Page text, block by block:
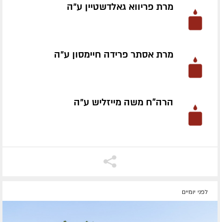
מרת פריווא גאלדשטיין ע״ה
מרת אסתר פרידה חיימסון ע״ה
הרה"ח משה מייזליש ע״ה
לפני יומיים